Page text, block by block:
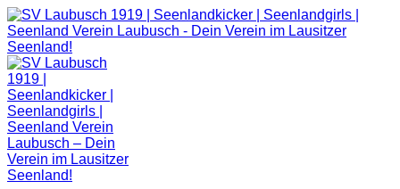
Zum
Inhalt
springen